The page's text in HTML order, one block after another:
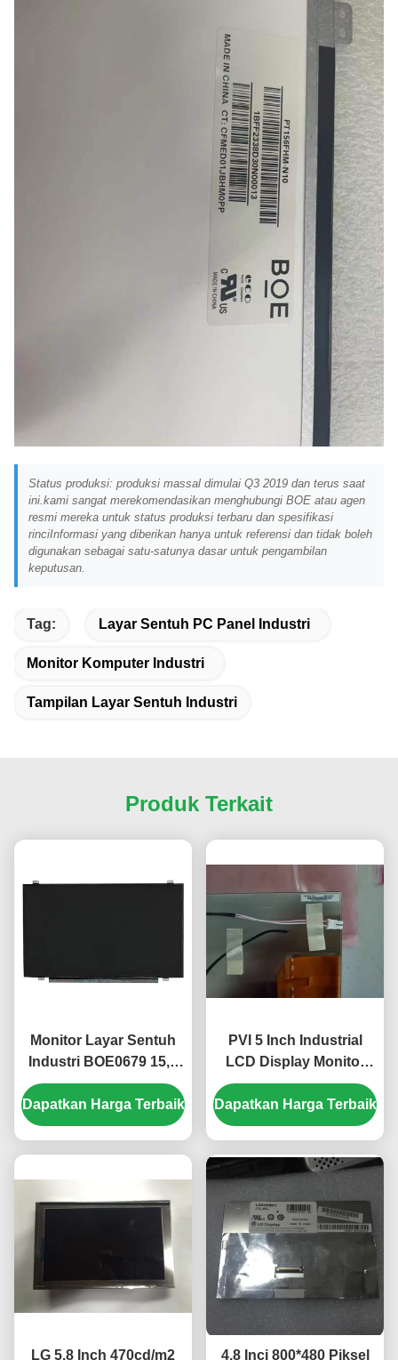
Status produksi: produksi massal dimulai Q3 2019 dan terus saat
ini.kami sangat merekomendasikan menghubungi BOE atau agen
resmi mereka untuk status produksi terbaru dan spesifikasi
rinciInformasi yang diberikan hanya untuk referensi dan tidak boleh
digunakan sebagai satu-satunya dasar untuk pengambilan
keputusan.
Tag: Layar Sentuh PC Panel Industri
Monitor Komputer Industri
Tampilan Layar Sentuh Industri
Produk Terkait
Monitor Layar Sentuh
Industri BOE0679 15,6
Inci 1920x1080 Piksel
Kecerahan 500cd/m2
EV156FHM-N10
Dapatkan Harga Terbaik
PVI 5 Inch Industrial
LCD Display Monitor
dengan 480*480 Pixel
dan 450cd/m2
Kecerahan PD050OX1
Dapatkan Harga Terbaik
LG 5.8 Inch 470cd/m2
4.8 Inci 800*480 Piksel